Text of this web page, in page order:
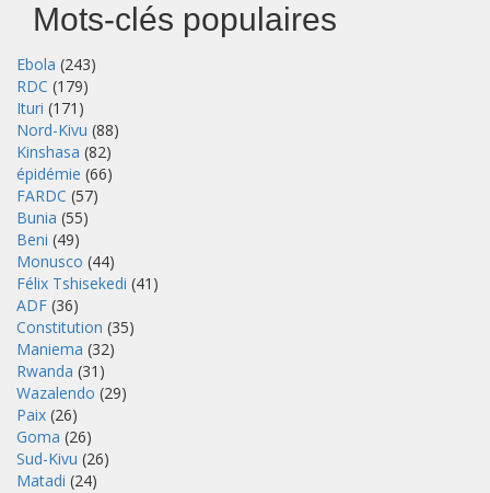
Mots-clés populaires
Ebola (243)
RDC (179)
Ituri (171)
Nord-Kivu (88)
Kinshasa (82)
épidémie (66)
FARDC (57)
Bunia (55)
Beni (49)
Monusco (44)
Félix Tshisekedi (41)
ADF (36)
Constitution (35)
Maniema (32)
Rwanda (31)
Wazalendo (29)
Paix (26)
Goma (26)
Sud-Kivu (26)
Matadi (24)